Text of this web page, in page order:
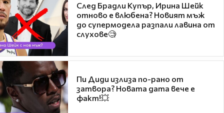
След Брадли Купър, Ирина Шейк
отново е влюбена? Новият мъж
до супермодела разпали лавина от
слухове🧐
Пи Диди излиза по-рано от
затвора? Новата дата вече е
факт!💥